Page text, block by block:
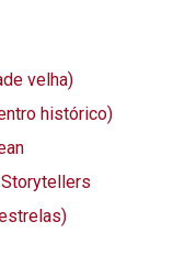
velha)
histórico)